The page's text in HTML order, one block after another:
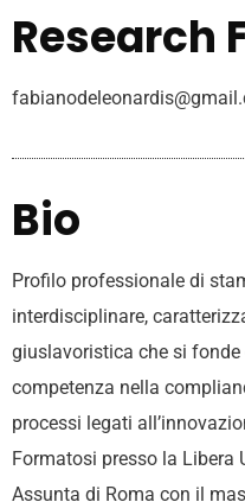
Research
Bio
Profilo professionale di
interdisciplinare,
giuslavoristica che si
competenza nella
processi legati
Formatosi presso la Libera
Assunta di Roma con il